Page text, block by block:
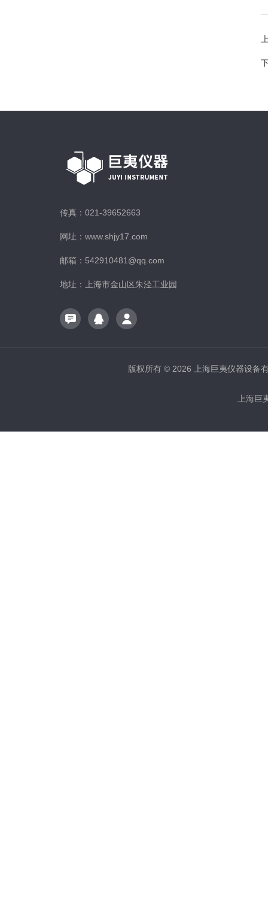
传真：021-39652663
网址：www.shjy17.com
邮箱：542910481@qq.com
地址：上海市金山区朱泾工业园
版权所有 © 2026 上海巨夷仪器设
上海